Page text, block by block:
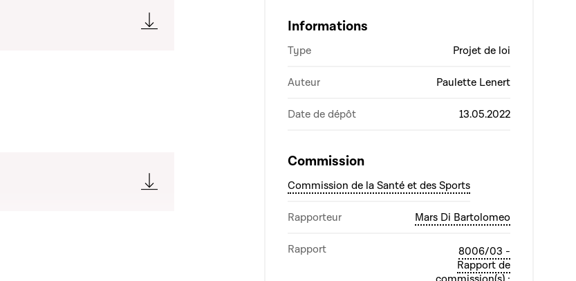
Informations
Type Projet de loi
Auteur Paulette Lenert
Date de dépôt 13.05.2022
Commission
Commission de la Santé et des Sports
Rapporteur Mars Di Bartolomeo
Rapport
8006/03 -
Rapport de